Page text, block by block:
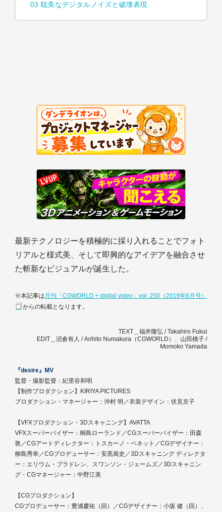
03 耽美なデジタルノイズと破壊表現
最新テクノロジーを積極的に採り入れることでフォト
リアルと様式美、そして即興的なアイデアを融合させ
た斬新なビジュアルが誕生した。
※本記事は 月刊「CGWORLD + digital video」vol. 250（2019年6月号）
からの転載となります。
TEXT＿福井隆弘 / Takahiro Fukui
EDIT＿沼倉有人 / Arihito Numakura（CGWORLD）、山田桃子 /
Momoko Yamada
『desire』MV
監督・撮影監督：紀里谷和明
【制作プロダクション】KIRIYA PICTURES
プロダクション・マネージャー：沖村 明／衣装デザイン：伏見京子
【VFXプロダクション・3Dスキャニング】AVATTA
VFXスーパーバイザー：桐島ローランド／CGスーパーバイザー：田森
敦／CGアートディレクター：トスカーノ・ベネット／CGデザイナー：
柳島秀幸／CGプロデューサー：安黒篤史／3Dスキャニング ディレクタ
ー：エリウム・ブラドレン、スワンソン・ジェームズ／3Dスキャニン
グ・CGマネージャー：中野江美
【CGプロダクション】
CGプロデューサー：豊浦慶祐（回）／CGデザイナー：小坂 健（回）、